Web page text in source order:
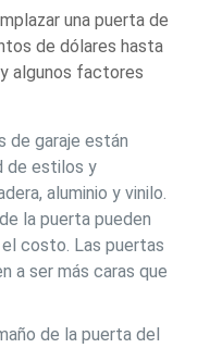
una puerta de
de dólares hasta
algunos factores
de garaje están
de estilos y
aluminio y vinilo.
la puerta pueden
costo. Las puertas
a ser más caras que
de la puerta del